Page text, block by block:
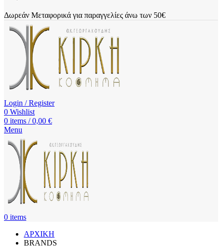
Δωρεάν Μεταφορικά για παραγγελίες άνω των 50€
Login / Register
0 Wishlist
0 items / 0,00 €
Menu
0 items
ΑΡΧΙΚΗ
BRANDS